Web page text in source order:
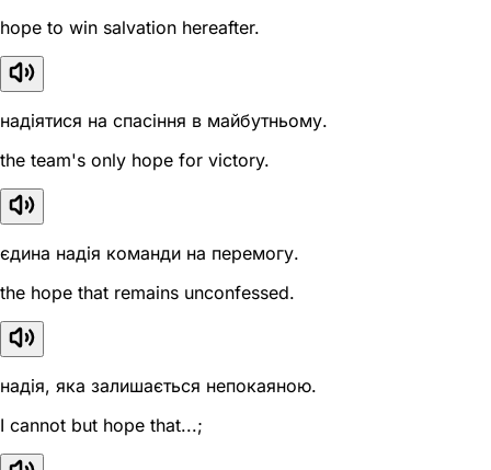
hope to win salvation hereafter.
надіятися на спасіння в майбутньому.
the team's only hope for victory.
єдина надія команди на перемогу.
the hope that remains unconfessed.
надія, яка залишається непокаяною.
I cannot but hope that...;